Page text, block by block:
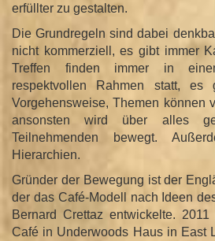
erfüllter zu gestalten.
Die Grundregeln sind dabei
nicht kommerziell, es gibt immer
Treffen finden immer in
respektvollen Rahmen statt, es
Vorgehensweise, Themen können
ansonsten wird über alles
Teilnehmenden bewegt.
Hierarchien.
Gründer der Bewegung ist der
der das Café-Modell nach Ideen
Bernard Crettaz entwickelte.
Café in Underwoods Haus in East